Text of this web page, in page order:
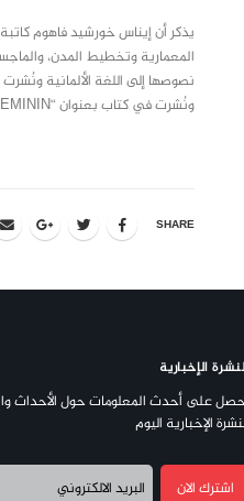
يذكر أن إيناس خورشيد فاهوم
المعمارية وتخطيط المدن،
ونُشرت في كتاب بعنوان “FLORILEGE AU FEMININ” (قطاف نسائية) صدر عن دار مقاربات.
SHARE
الإخبارية
على أحدث المعلومات حول الأحداث
الإخبارية اليوم